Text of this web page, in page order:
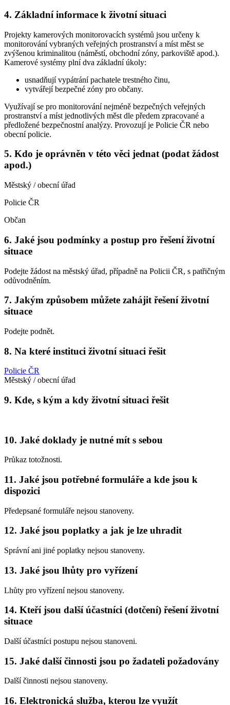
4. Základní informace k životní situaci
Projekty kamerových monitorovacích systémů jsou určeny k
monitorování vybraných veřejných prostranství a míst měst se
zvýšenou kriminalitou (náměstí, obchodní zóny, parkoviště apod.).
Kamerové systémy plní dva základní úkoly:
usnadňují vypátrání pachatele trestného činu,
vytvářejí bezpečné zóny pro občany.
Využívají se pro monitorování nejméně bezpečných veřejných
prostranství a míst jednotlivých měst dle předem zpracované a
předložené bezpečnostní analýzy. Provozují je Policie ČR nebo
obecní policie.
5. Kdo je oprávněn v této věci jednat (podat žádost
apod.)
Městský / obecní úřad
Policie ČR
Občan
6. Jaké jsou podmínky a postup pro řešení životní
situace
Podejte žádost na městský úřad, případně na Policii ČR, s patřičným
odůvodněním.
7. Jakým způsobem můžete zahájit řešení životní
situace
Podejte podnět.
8. Na které instituci životní situaci řešit
Policie ČR
Městský / obecní úřad
9. Kde, s kým a kdy životní situaci řešit
10. Jaké doklady je nutné mít s sebou
Průkaz totožnosti.
11. Jaké jsou potřebné formuláře a kde jsou k
dispozici
Předepsané formuláře nejsou stanoveny.
12. Jaké jsou poplatky a jak je lze uhradit
Správní ani jiné poplatky nejsou stanoveny.
13. Jaké jsou lhůty pro vyřízení
Lhůty pro vyřízení nejsou stanoveny.
14. Kteří jsou další účastníci (dotčení) řešení životní
situace
Další účastníci postupu nejsou stanoveni.
15. Jaké další činnosti jsou po žadateli požadovány
Další činnosti nejsou stanoveny.
16. Elektronická služba, kterou lze využít